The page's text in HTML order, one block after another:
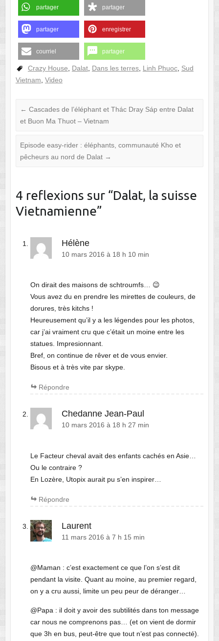
partager partager
partager enregistrer
courriel partager
Crazy House Dalat, Dans les terres, Linh Phuoc, Sud
Vietnam Video
← Cascades de l’éléphant et Thác Dray Sáp entre Dalat
et Buon Ma Thuot – Vietnam
Episode easy-rider : éléphants, communauté Kho et
pêcheurs au nord de Dalat →
4 reflexions sur “Dalat, la suisse
Vietnamienne”
Hélène
10 mars 2016 à 18 h 10 min
On dirait des maisons de schtroumfs… 😉
Vous avez du en prendre les mirettes de couleurs, de
dorures, très kitchs !
Heureusement qu’il y a les légendes pour les photos,
car j’ai vraiment cru que c’était un moine entre les
statues. Impresionnant.
Bref, on continue de rêver et de vous envier.
Bisous et à très vite par skype.
Répondre
Chedanne Jean-Paul
10 mars 2016 à 18 h 27 min
Le Facteur cheval avait des enfants cachés en Asie…
Ou le contraire ?
En Lozère, Utopix aurait pu s’en inspirer…
Répondre
Laurent
11 mars 2016 à 7 h 15 min
@Maman : c’est exactement ce que l’on s’est dit
pendant la visite. Quant au moine, au premier regard,
on y a cru aussi, limite un peu peur de déranger…
@Papa : il doit y avoir des subtilités dans ton message
car nous ne comprenons pas… (et on vient de dormir
que 3h en bus, peut-être que tout n’est pas connecté).